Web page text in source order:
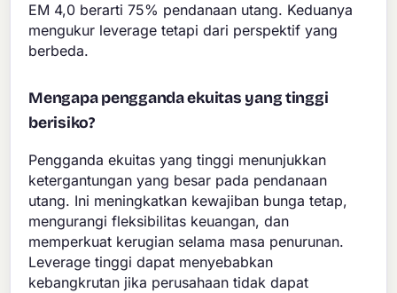
EM 4,0 berarti 75% pendanaan utang. Keduanya
mengukur leverage tetapi dari perspektif yang
berbeda.
Mengapa pengganda ekuitas yang tinggi
berisiko?
Pengganda ekuitas yang tinggi menunjukkan
ketergantungan yang besar pada pendanaan
utang. Ini meningkatkan kewajiban bunga tetap,
mengurangi fleksibilitas keuangan, dan
memperkuat kerugian selama masa penurunan.
Leverage tinggi dapat menyebabkan
kebangkrutan jika perusahaan tidak dapat